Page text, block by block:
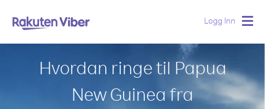
Logg Inn
Hvordan ringe til Papua
New Guinea fra